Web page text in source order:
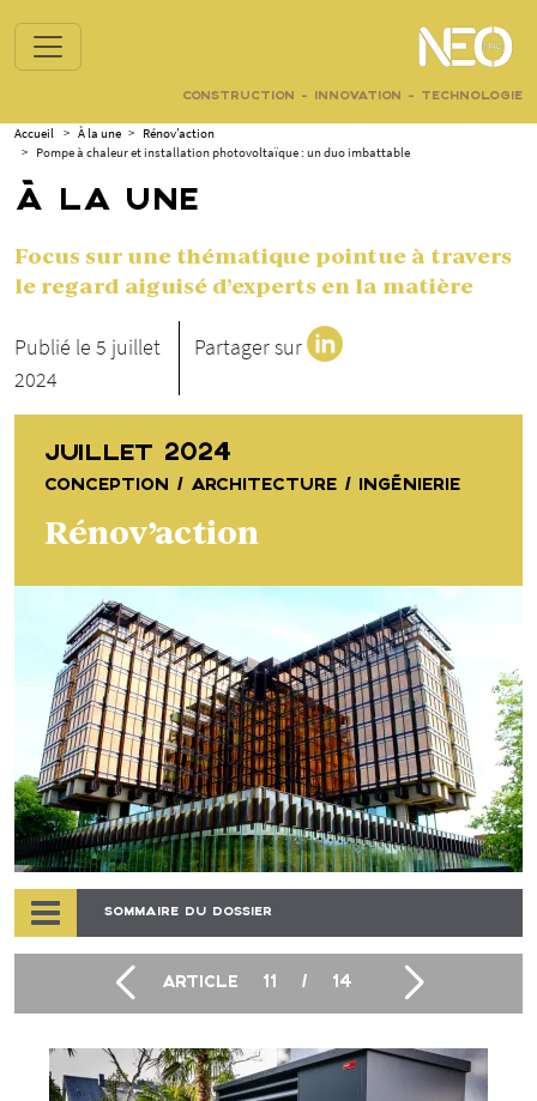
CONSTRUCTION - INNOVATION - TECHNOLOGIE
Accueil > À la une > Rénov’action
>
Pompe à chaleur et installation photovoltaïque : un duo imbattable
À LA UNE
Focus sur une thématique pointue à travers
le regard aiguisé d’experts en la matière
Publié le 5 juillet
2024
Partager sur
JUILLET 2024
CONCEPTION / ARCHITECTURE / INGÉNIERIE
Rénov’action
SOMMAIRE DU DOSSIER
ARTICLE 11 / 14